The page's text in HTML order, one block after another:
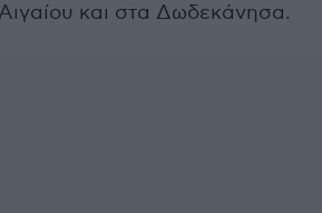
και στα Δωδεκάνησα.